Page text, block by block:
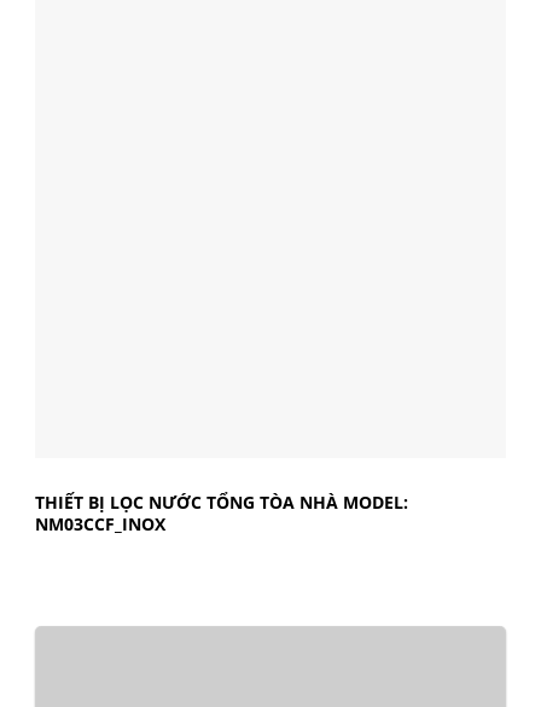
THIẾT BỊ LỌC NƯỚC TỔNG TÒA NHÀ MODEL:
NM03CCF_INOX
LỌC NƯỚC KG100HK …